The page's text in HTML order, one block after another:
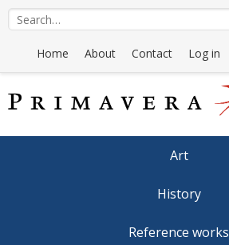
Home About Contact Log in
Art
History
Reference works